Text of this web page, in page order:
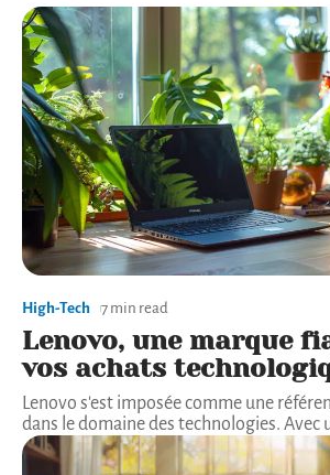
High-Tech 7 min read
Lenovo, une marque
vos achats
Lenovo s'est imposée comme une
dans le domaine des technologies. Avec